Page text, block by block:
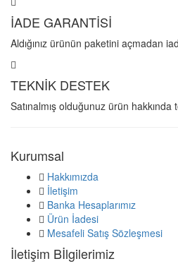
İADE GARANTİSİ
Aldığınız ürünün paketini açmadan
TEKNİK DESTEK
Satınalmış olduğunuz ürün hakkında
Kurumsal
Hakkımızda
İletişim
Banka Hesaplarımız
Ürün İadesi
Mesafeli Satış Sözleşmesi
İletişim Bİlgilerimiz